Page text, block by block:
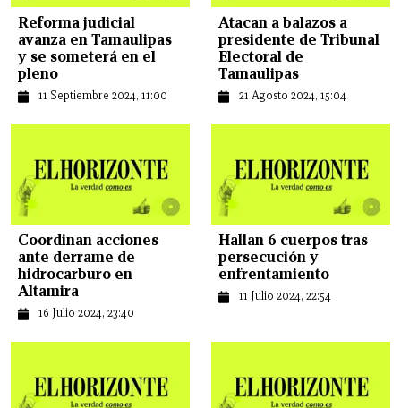
Reforma judicial
avanza en Tamaulipas
y se someterá en el
pleno
11 Septiembre 2024, 11:00
Atacan a balazos a
presidente de Tribunal
Electoral de
Tamaulipas
21 Agosto 2024, 15:04
Coordinan acciones
ante derrame de
hidrocarburo en
Altamira
16 Julio 2024, 23:40
Hallan 6 cuerpos tras
persecución y
enfrentamiento
11 Julio 2024, 22:54